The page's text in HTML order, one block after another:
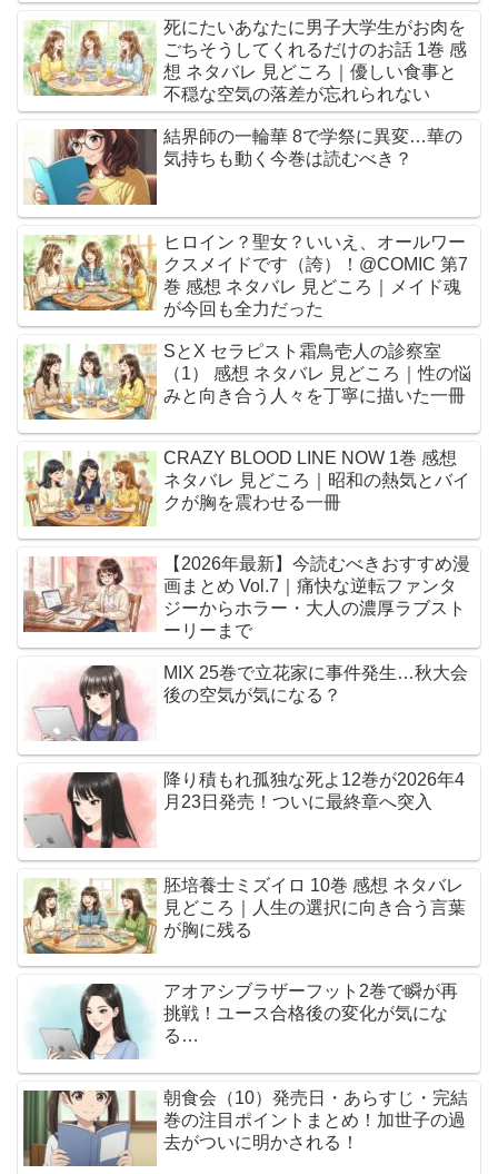
死にたいあなたに男子大学生がお肉を
ごちそうしてくれるだけのお話 1巻 感
想 ネタバレ 見どころ｜優しい食事と
不穏な空気の落差が忘れられない
結界師の一輪華 8で学祭に異変…華の
気持ちも動く今巻は読むべき？
ヒロイン？聖女？いいえ、オールワー
クスメイドです（誇）！@COMIC 第7
巻 感想 ネタバレ 見どころ｜メイド魂
が今回も全力だった
SとX セラピスト霜鳥壱人の診察室
（1） 感想 ネタバレ 見どころ｜性の悩
みと向き合う人々を丁寧に描いた一冊
CRAZY BLOOD LINE NOW 1巻 感想
ネタバレ 見どころ｜昭和の熱気とバイ
クが胸を震わせる一冊
【2026年最新】今読むべきおすすめ漫
画まとめ Vol.7｜痛快な逆転ファンタ
ジーからホラー・大人の濃厚ラブスト
ーリーまで
MIX 25巻で立花家に事件発生…秋大会
後の空気が気になる？
降り積もれ孤独な死よ12巻が2026年4
月23日発売！ついに最終章へ突入
胚培養士ミズイロ 10巻 感想 ネタバレ
見どころ｜人生の選択に向き合う言葉
が胸に残る
アオアシブラザーフット2巻で瞬が再
挑戦！ユース合格後の変化が気にな
る…
朝食会（10）発売日・あらすじ・完結
巻の注目ポイントまとめ！加世子の過
去がついに明かされる！